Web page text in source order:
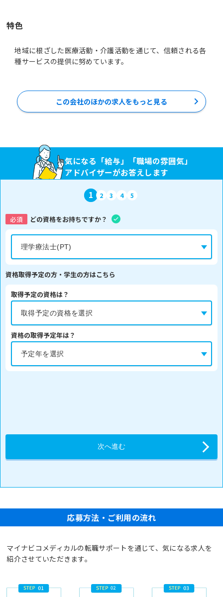
特色
地域に根ざした医療活動・介護活動を通じて、信頼される各
種サービスの提供に努めています。
この会社のほかの求人をもっと見る
気になる「給与」「職場の雰囲気」
アドバイザーがお答えします
1 2 3 4 5
必須 どの資格をお持ちですか？
資格取得予定の方・学生の方はこちら
取得予定の資格は？
資格の取得予定年は？
応募方法・ご利用の流れ
マイナビコメディカルの転職サポートを通じて、気になる求人を
紹介させていただきます。